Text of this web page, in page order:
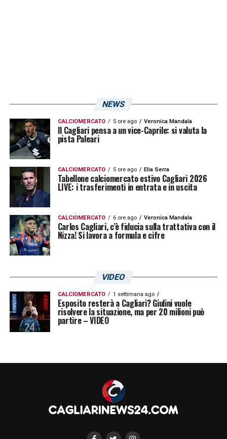
NEWS
CALCIOMERCATO 5 ore ago Veronica Mandala
Il Cagliari pensa a un vice-Caprile: si valuta la
pista Paleari
CALCIOMERCATO 5 ore ago Elia Serra
Tabellone calciomercato estivo Cagliari 2026
LIVE: i trasferimenti in entrata e in uscita
CALCIOMERCATO 6 ore ago Veronica Mandala
Carlos Cagliari, c’è fiducia sulla trattativa con il
Nizza! Si lavora a formula e cifre
VIDEO
CALCIOMERCATO 1 settimana ago
Esposito resterà a Cagliari? Giulini vuole
risolvere la situazione, ma per 20 milioni può
partire – VIDEO